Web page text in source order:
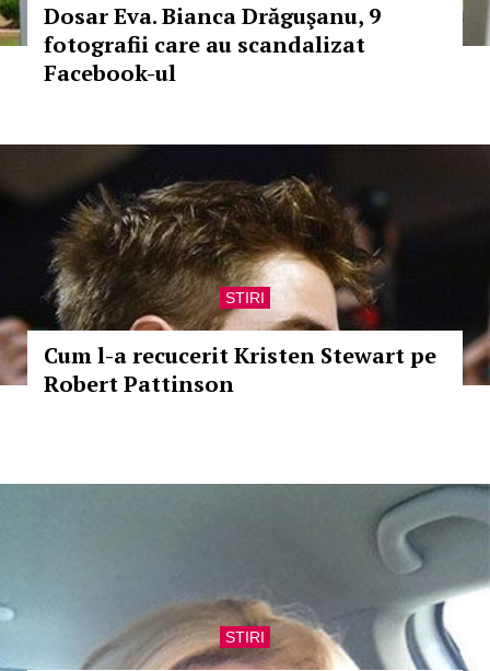
Dosar Eva. Bianca Drăguşanu, 9
fotografii care au scandalizat
Facebook-ul
STIRI
Cum l-a recucerit Kristen Stewart pe
Robert Pattinson
STIRI